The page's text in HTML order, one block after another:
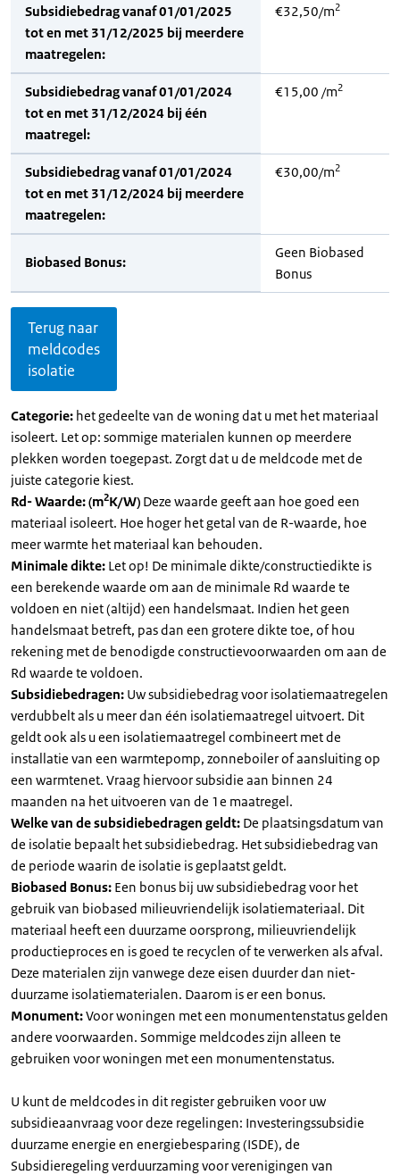
Subsidiebedrag vanaf 01/01/2025
tot en met 31/12/2025 bij meerdere
maatregelen:
€32,50/m2
Subsidiebedrag vanaf 01/01/2024
tot en met 31/12/2024 bij één
maatregel:
€15,00 /m2
Subsidiebedrag vanaf 01/01/2024
tot en met 31/12/2024 bij meerdere
maatregelen:
€30,00/m2
Biobased Bonus:
Geen Biobased
Bonus
Terug naar
meldcodes
isolatie
Categorie: het gedeelte van de woning dat u met het materiaal
isoleert. Let op: sommige materialen kunnen op meerdere
plekken worden toegepast. Zorgt dat u de meldcode met de
juiste categorie kiest.
Rd- Waarde: (m2K/W) Deze waarde geeft aan hoe goed een
materiaal isoleert. Hoe hoger het getal van de R-waarde, hoe
meer warmte het materiaal kan behouden.
Minimale dikte: Let op! De minimale dikte/constructiedikte is
een berekende waarde om aan de minimale Rd waarde te
voldoen en niet (altijd) een handelsmaat. Indien het geen
handelsmaat betreft, pas dan een grotere dikte toe, of hou
rekening met de benodigde constructievoorwaarden om aan de
Rd waarde te voldoen.
Subsidiebedragen: Uw subsidiebedrag voor isolatiemaatregelen
verdubbelt als u meer dan één isolatiemaatregel uitvoert. Dit
geldt ook als u een isolatiemaatregel combineert met de
installatie van een warmtepomp, zonneboiler of aansluiting op
een warmtenet. Vraag hiervoor subsidie aan binnen 24
maanden na het uitvoeren van de 1e maatregel.
Welke van de subsidiebedragen geldt: De plaatsingsdatum van
de isolatie bepaalt het subsidiebedrag. Het subsidiebedrag van
de periode waarin de isolatie is geplaatst geldt.
Biobased Bonus: Een bonus bij uw subsidiebedrag voor het
gebruik van biobased milieuvriendelijk isolatiemateriaal. Dit
materiaal heeft een duurzame oorsprong, milieuvriendelijk
productieproces en is goed te recyclen of te verwerken als afval.
Deze materialen zijn vanwege deze eisen duurder dan niet-
duurzame isolatiematerialen. Daarom is er een bonus.
Monument:Voor woningen met een monumentenstatus gelden
andere voorwaarden. Sommige meldcodes zijn alleen te
gebruiken voor woningen met een monumentenstatus.
U kunt de meldcodes in dit register gebruiken voor uw
subsidieaanvraag voor deze regelingen: Investeringssubsidie
duurzame energie en energiebesparing (ISDE), de
Subsidieregeling verduurzaming voor verenigingen van